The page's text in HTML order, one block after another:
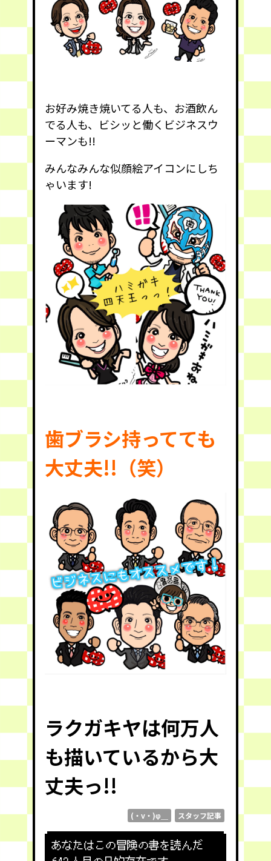
お好み焼き焼いてる人も、お酒飲ん
でる人も、ビシッと働くビジネスウ
ーマンも!!
みんなみんな似顔絵アイコンにしち
ゃいます!
歯ブラシ持ってても
大丈夫!!（笑）
ラクガキヤは何万人
も描いているから大
丈夫っ!!
(・v・)φ＿ スタッフ記事
あなたはこの冒険の書を読んだ